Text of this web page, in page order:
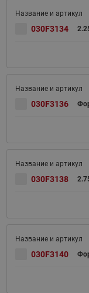
030F3134
030F3136
030F3138
030F3140